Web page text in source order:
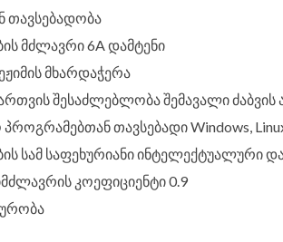
თავსებადობა
მძლავრი 6A დამტენი
მხარდაჭერა
შესაძლებლობა შემავალი
პროგრამებთან თავსებადი Windows,
სამ საფეხურიანი ინტელექტუალური
კოეფიციენტი 0.9